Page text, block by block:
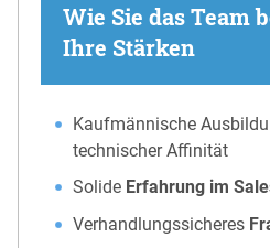
Wie Sie das Team
Ihre Stärken
Kaufmännische
technischer Affinität
Solide Erfahrung im
Verhandlungssicheres